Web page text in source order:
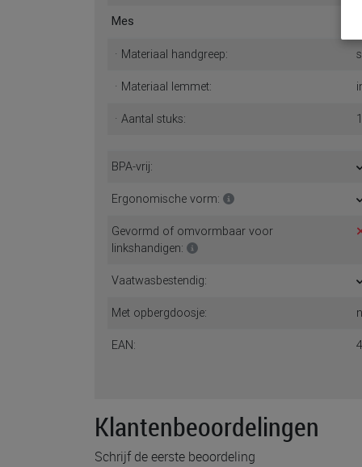
Mes
· Materiaal handgreep:
· Materiaal lemmet:
· Aantal stuks: 1
BPA-vrij:
Ergonomische vorm:
Gevormd of omvormbaar voor
linkshandigen:
Vaatwasbestendig:
Met opbergdoosje:
EAN:
Klantenbeoordelingen
Schrijf de eerste beoordeling